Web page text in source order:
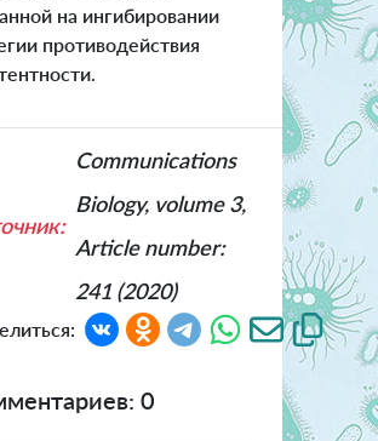
на ингибировании
противодействия
Communications
Biology, volume 3,
Article number:
241 (2020)
0